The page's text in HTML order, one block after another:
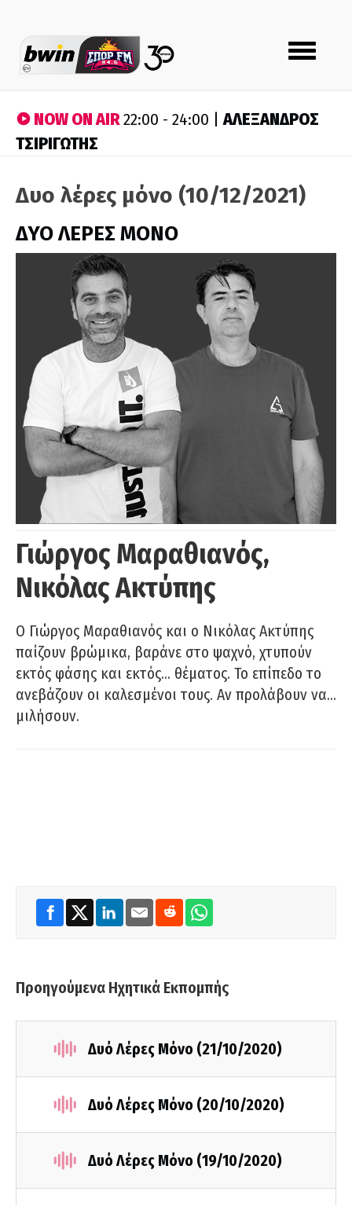
Toggle
navigation
NOW ON AIR22:00 - 24:00 |ΑΛΕΞΑΝΔΡΟΣ
ΤΣΙΡΙΓΩΤΗΣ
Δυο λέρες μόνο (10/12/2021)
ΔΥΟ ΛΕΡΕΣ ΜΟΝΟ
Γιώργος Μαραθιανός,
Νικόλας Ακτύπης
Ο Γιώργος Μαραθιανός και ο Νικόλας Ακτύπης
παίζουν βρώμικα, βαράνε στο ψαχνό, χτυπούν
εκτός φάσης και εκτός… θέματος. Το επίπεδο το
ανεβάζουν οι καλεσμένοι τους. Αν προλάβουν να…
μιλήσουν.
Προηγούμενα Ηχητικά Εκπομπής
Δυό Λέρες Μόνο (21/10/2020)
Δυό Λέρες Μόνο (20/10/2020)
Δυό Λέρες Μόνο (19/10/2020)